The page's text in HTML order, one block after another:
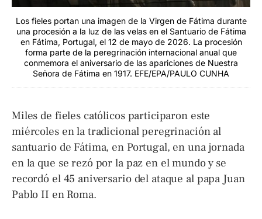
Los fieles portan una imagen de la Virgen de Fátima durante
una procesión a la luz de las velas en el Santuario de Fátima
en Fátima, Portugal, el 12 de mayo de 2026. La procesión
forma parte de la peregrinación internacional anual que
conmemora el aniversario de las apariciones de Nuestra
Señora de Fátima en 1917. EFE/EPA/PAULO CUNHA
Miles de fieles católicos participaron este
miércoles en la tradicional peregrinación al
santuario de Fátima, en Portugal, en una jornada
en la que se rezó por la paz en el mundo y se
recordó el 45 aniversario del ataque al papa Juan
Pablo II en Roma.